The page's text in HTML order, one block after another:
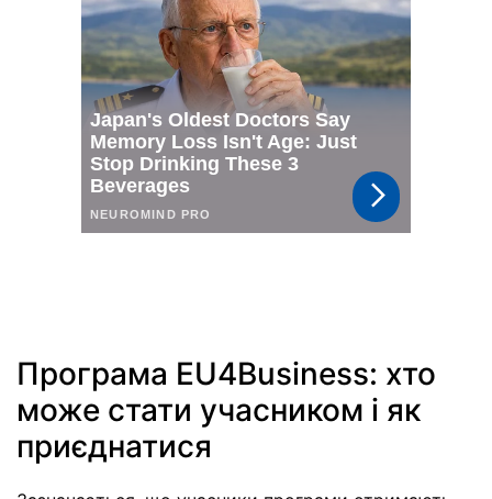
Програма EU4Business: хто
може стати учасником і як
приєднатися